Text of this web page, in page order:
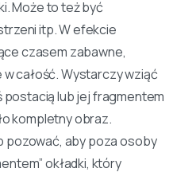
Może to też być
itp. W efekcie
czasem zabawne,
całość. Wystarczy wziąć
postacią lub jej fragmentem
kompletny obraz.
pozować, aby poza osoby
okładki, który